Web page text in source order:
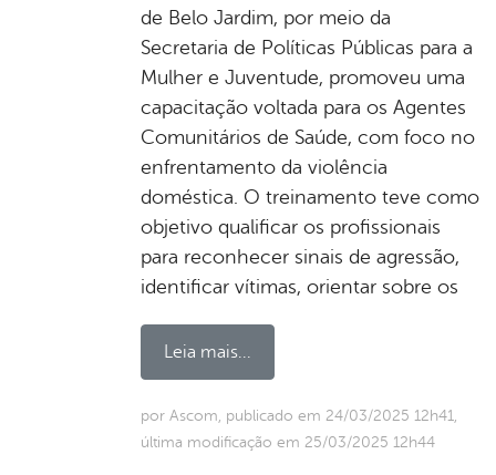
de Belo Jardim, por meio da
Secretaria de Políticas Públicas para a
Mulher e Juventude, promoveu uma
capacitação voltada para os Agentes
Comunitários de Saúde, com foco no
enfrentamento da violência
doméstica. O treinamento teve como
objetivo qualificar os profissionais
para reconhecer sinais de agressão,
identificar vítimas, orientar sobre os
Leia mais...
por Ascom, publicado em 24/03/2025 12h41,
última modificação em 25/03/2025 12h44